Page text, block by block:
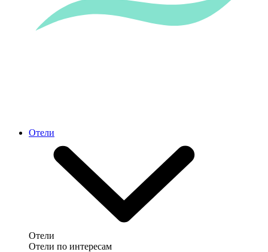
Отели
Отели
Отели по интересам